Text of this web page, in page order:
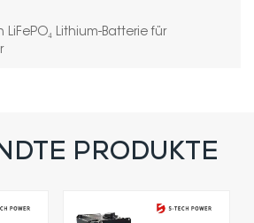
LiFePO₄ Lithium-Batterie für
PRODUKTE